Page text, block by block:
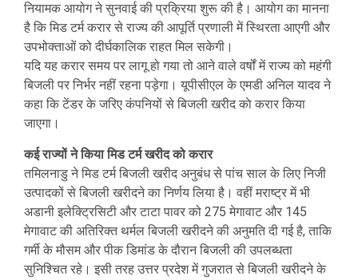
नियामक आयोग ने सुनवाई की प्रक्रिया शुरू की है। आयोग का मानना
है कि मिड टर्म करार से राज्य की आपूर्ति प्रणाली में स्थिरता आएगी और
उपभोक्ताओं को दीर्घकालिक राहत मिल सकेगी।
यदि यह करार समय पर लागू हो गया तो आने वाले वर्षों में राज्य को महंगी
बिजली पर निर्भर नहीं रहना पड़ेगा। यूपीसीएल के एमडी अनिल यादव ने
कहा कि टेंडर के जरिए कंपनियों से बिजली खरीद काे करार किया
जाएगा।
कई राज्यों ने किया मिड टर्म खरीद को करार
तमिलनाडु ने मिड टर्म बिजली खरीद अनुबंध से पांच साल के लिए निजी
उत्पादकों से बिजली खरीदने का निर्णय लिया है। वहीं मराष्ट्र में भी
अडानी इलेक्ट्रिसिटी और टाटा पावर को 275 मेगावाट और 145
मेगावाट की अतिरिक्त थर्मल बिजली खरीदने की अनुमति दी गई है, ताकि
गर्मी के मौसम और पीक डिमांड के दौरान बिजली की उपलब्धता
सुनिश्चित रहे। इसी तरह उत्तर प्रदेश में गुजरात से बिजली खरीदने के